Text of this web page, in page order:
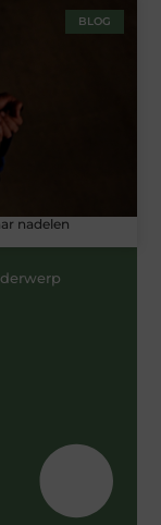
BLOG
nadelen